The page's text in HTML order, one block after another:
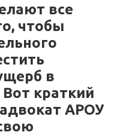
все
чтобы
в
краткий
адвокат АРОУ